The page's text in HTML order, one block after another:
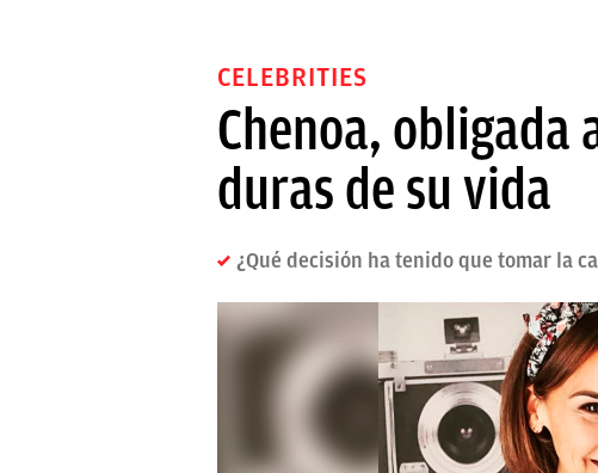
CELEBRITIES
Chenoa, obligada
duras de su vida
¿Qué decisión ha tenido que tomar la